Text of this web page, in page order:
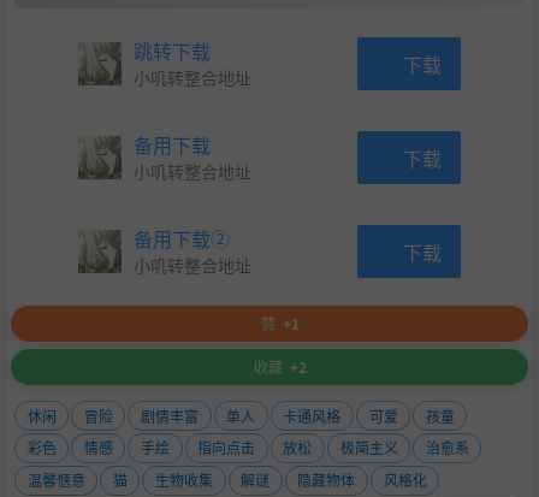
跳转下载
小叽转整合地址 下载
备用下载
小叽转整合地址 下载
备用下载②
小叽转整合地址 下载
赞 +1
收藏 +2
休闲 冒险 剧情丰富 单人 卡通风格 可爱
孩童
彩色
情感 手绘 指向点击 放松 极简主义
治愈系
温馨惬意
猫 生物收集 解谜 隐藏物体
风格化